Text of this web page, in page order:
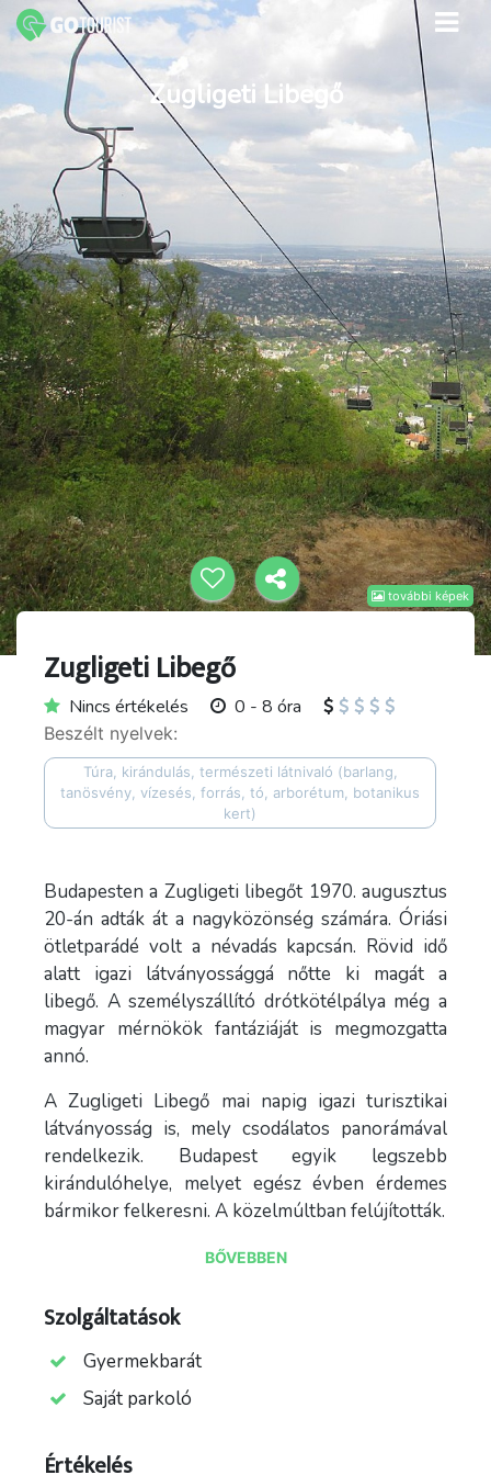
további képek
Zugligeti Libegő
Zugligeti Libegő
Nincs értékelés 0 - 8 óra
Beszélt nyelvek:
Túra, kirándulás, természeti látnivaló (barlang,
tanösvény, vízesés, forrás, tó, arborétum, botanikus
kert)
Budapesten a Zugligeti libegőt 1970. augusztus
20-án adták át a nagyközönség számára. Óriási
ötletparádé volt a névadás kapcsán. Rövid idő
alatt igazi látványossággá nőtte ki magát a
libegő. A személyszállító drótkötélpálya még a
magyar mérnökök fantáziáját is megmozgatta
annó.
A Zugligeti Libegő mai napig igazi turisztikai
látványosság is, mely csodálatos panorámával
rendelkezik. Budapest egyik legszebb
kirándulóhelye, melyet egész évben érdemes
bármikor felkeresni. A közelmúltban felújították.
A Libegő a nyári hónapokban minden nap 10 és
kirándulókat.
BŐVEBBEN
Szolgáltatások
Gyermekbarát
Saját parkoló
Értékelés